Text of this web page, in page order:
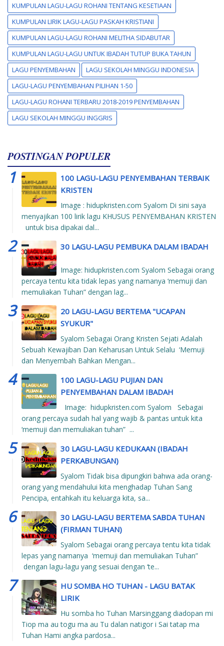
KUMPULAN LAGU-LAGU ROHANI TENTANG KESETIAAN
KUMPULAN LIRIK LAGU-LAGU PASKAH KRISTIANI
KUMPULAN LAGU-LAGU ROHANI MELITHA SIDABUTAR
KUMPULAN LAGU-LAGU UNTUK IBADAH TUTUP BUKA TAHUN
LAGU PENYEMBAHAN
LAGU SEKOLAH MINGGU INDONESIA
LAGU-LAGU PENYEMBAHAN PILIHAN 1-50
LAGU-LAGU ROHANI TERBARU 2018-2019 PENYEMBAHAN
LAGU SEKOLAH MINGGU INGGRIS
POSTINGAN POPULER
100 LAGU-LAGU PENYEMBAHAN TERBAIK
KRISTEN
Image : hidupkristen.com Syalom Di sini saya
menyajikan 100 lirik lagu KHUSUS PENYEMBAHAN KRISTEN
untuk bisa dipakai dal...
30 LAGU-LAGU PEMBUKA DALAM IBADAH
Image: hidupkristen.com Syalom Sebagai orang
percaya tentu kita tidak lepas yang namanya ‘memuji dan
memuliakan Tuhan” dengan lag...
20 LAGU-LAGU BERTEMA "UCAPAN
SYUKUR"
Syalom Sebagai Orang Kristen Sejati Adalah
Sebuah Kewajiban Dan Keharusan Untuk Selalu ‘Memuji
dan Menyembah Bahkan Mengan...
100 LAGU-LAGU PUJIAN DAN
PENYEMBAHAN DALAM IBADAH
Image: hidupkristen.com Syalom Sebagai
orang percaya sudah hal yang wajib & pantas untuk kita
‘memuji dan memuliakan tuhan” ...
30 LAGU-LAGU KEDUKAAN (IBADAH
PERKABUNGAN)
Syalom Tidak bisa dipungkiri bahwa ada orang-
orang yang mendahului kita menghadap Tuhan Sang
Pencipa, entahkah itu keluarga kita, sa...
30 LAGU-LAGU BERTEMA SABDA TUHAN
(FIRMAN TUHAN)
Syalom Sebagai orang percaya tentu kita tidak
lepas yang namanya ‘memuji dan memuliakan Tuhan”
dengan lagu-lagu yang sesuai dengan ‘te...
HU SOMBA HO TUHAN - LAGU BATAK
LIRIK
Hu somba ho Tuhan Marsinggang diadopan mi
Tiop ma au togu ma au Tu dalan natigor i Sai tatap ma
Tuhan Hami angka pardosa...